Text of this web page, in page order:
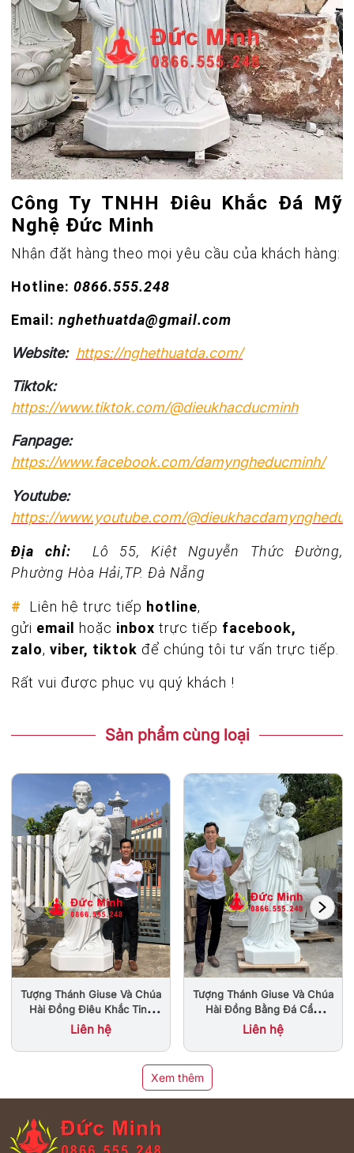
Công Ty TNHH Điêu Khắc Đá Mỹ
Nghệ Đức Minh
Nhận đặt hàng theo mọi yêu cầu của khách hàng:
Hotline: 0866.555.248
Email: nghethuatda@gmail.com
Website: https://nghethuatda.com/
Tiktok:
https://www.tiktok.com/@dieukhacducminh
Fanpage:
https://www.facebook.com/damyngheducminh/
Youtube:
https://www.youtube.com/
Địa chỉ: Lô 55, Kiệt Nguyễn Thức Đường,
Phường Hòa Hải,TP. Đà Nẵng
# Liên hệ trực tiếp hotline,
gửi email hoặc inbox trực tiếp facebook,
zalo, viber, tiktok để chúng tôi tư vấn trực tiếp.
Rất vui được phục vụ quý khách !
Sản phẩm cùng loại
Tượng Thánh Giuse Và Chúa
Hài Đồng Điêu Khắc Tinh
Xảo
Liên hệ
Tượng Thánh Giuse Và Chúa
Hài Đồng Bằng Đá Cẩm
Thạch Đẹp
Liên hệ
Xem thêm